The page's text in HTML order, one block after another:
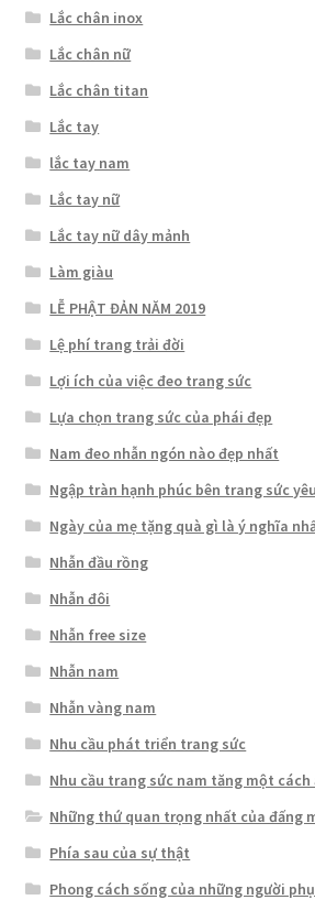
Lắc chân inox
Lắc chân nữ
Lắc chân titan
Lắc tay
lắc tay nam
Lắc tay nữ
Lắc tay nữ dây mảnh
Làm giàu
LỄ PHẬT ĐẢN NĂM 2019
Lệ phí trang trải đời
Lợi ích của việc đeo trang sức
Lựa chọn trang sức của phái đẹp
Nam đeo nhẫn ngón nào đẹp nhất
Ngập tràn hạnh phúc bên trang sức
Ngày của mẹ tặng quà gì là ý nghĩa
Nhẫn đầu rồng
Nhẫn đôi
Nhẫn free size
Nhẫn nam
Nhẫn vàng nam
Nhu cầu phát triển trang sức
Nhu cầu trang sức nam tăng một
Những thứ quan trọng nhất của đấng
Phía sau của sự thật
Phong cách sống của những người